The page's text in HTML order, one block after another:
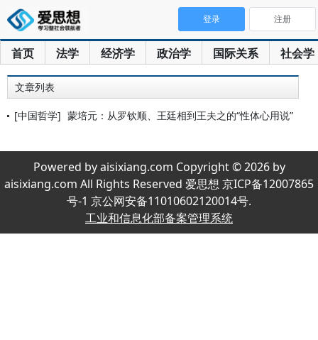
首页 法学 经济学 政治学 国际关系 社会学
登录 注册
文章列表
[中国哲学] 蒙培元：从罗钦顺、王廷相到王夫之的“性体心用说”
Powered by aisixiang.com Copyright © 2026 by
aisixiang.com All Rights Reserved 爱思想 京ICP备12007865
号-1 京公网安备11010602120014号.
工业和信息化部备案管理系统